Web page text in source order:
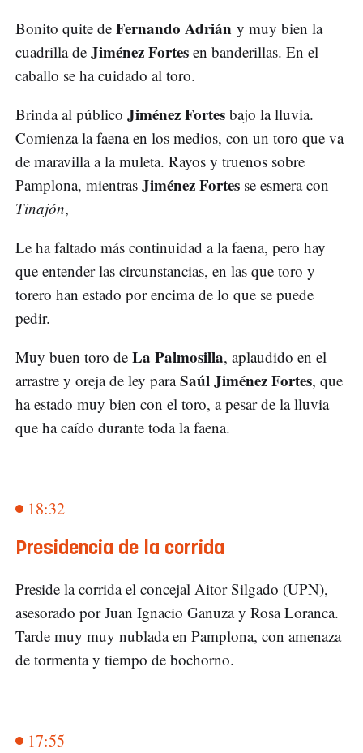
Bonito quite de Fernando Adrián y muy bien la
cuadrilla de Jiménez Fortes en banderillas. En el
caballo se ha cuidado al toro.
Brinda al público Jiménez Fortes bajo la lluvia.
Comienza la faena en los medios, con un toro que va
de maravilla a la muleta. Rayos y truenos sobre
Pamplona, mientras Jiménez Fortes se esmera con
Tinajón,
Le ha faltado más continuidad a la faena, pero hay
que entender las circunstancias, en las que toro y
torero han estado por encima de lo que se puede
pedir.
Muy buen toro de La Palmosilla, aplaudido en el
arrastre y oreja de ley paraSaúl Jiménez Fortes, que
ha estado muy bien con el toro, a pesar de la lluvia
que ha caído durante toda la faena.
18:32
Presidencia de la corrida
Preside la corrida el concejal Aitor Silgado (UPN),
asesorado por Juan Ignacio Ganuza y Rosa Loranca.
Tarde muy muy nublada en Pamplona, con amenaza
de tormenta y tiempo de bochorno.
17:55